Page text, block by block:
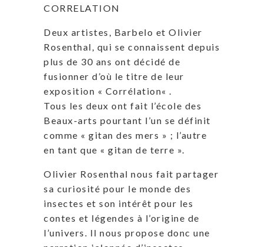
CORRELATION
Deux artistes, Barbelo et Olivier
Rosenthal, qui se connaissent depuis
plus de 30 ans ont décidé de
fusionner d’où le titre de leur
exposition « Corrélation« .
Tous les deux ont fait l’école des
Beaux-arts pourtant l’un se définit
comme « gitan des mers » ; l’autre
en tant que « gitan de terre ».
Olivier Rosenthal nous fait partager
sa curiosité pour le monde des
insectes et son intérêt pour les
contes et légendes à l’origine de
l’univers. Il nous propose donc une